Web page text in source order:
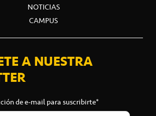
NOTICIAS
CAMPUS
A NUESTRA
de e-mail para suscribirte*